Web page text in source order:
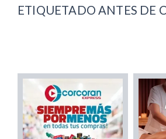
ETIQUETADO ANTES DE